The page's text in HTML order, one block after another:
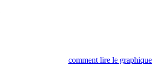
comment lire le graphique